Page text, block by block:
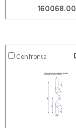
160068.00
Confronta